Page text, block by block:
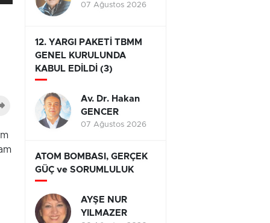
07 Ağustos 2026
12. YARGI PAKETİ TBMM
GENEL KURULUNDA
KABUL EDİLDİ (3)
Av. Dr. Hakan
GENCER
07 Ağustos 2026
ATOM BOMBASI, GERÇEK
GÜÇ ve SORUMLULUK
AYŞE NUR
YILMAZER